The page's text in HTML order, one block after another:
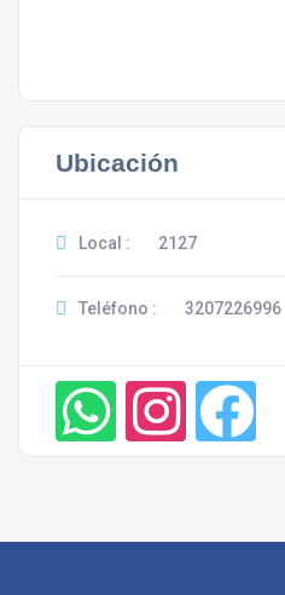
Ubicación
Local : 2127
Teléfono : 3207226996